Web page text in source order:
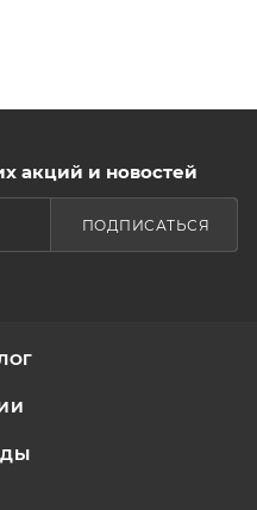
последующих
средства на
кожу.
акций и новостей
ПОДПИСАТЬСЯ